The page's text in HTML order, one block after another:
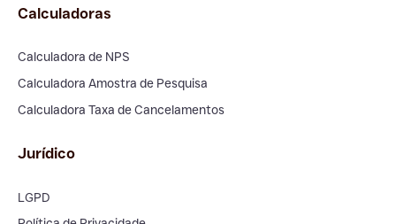
Calculadoras
Calculadora de NPS
Calculadora Amostra de Pesquisa
Calculadora Taxa de Cancelamentos
Jurídico
LGPD